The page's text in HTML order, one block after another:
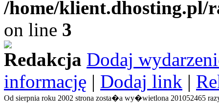
/home/
on line 3
Redakcja Dodaj
informację | Dodaj link |
Od sierpnia roku 2002 strona zosta�a wy�wietlona 201052465